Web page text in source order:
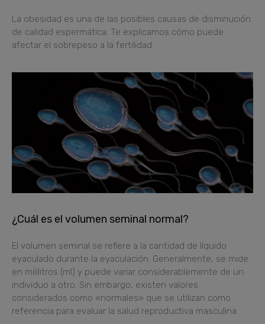
La obesidad es una de las posibles causas de disminución
de calidad espermática. Te explicamos cómo puede
afectar el sobrepeso a la fertilidad
¿Cuál es el volumen seminal normal?
El volumen seminal se refiere a la cantidad de líquido
eyaculado durante la eyaculación. Generalmente, se mide
en mililitros (ml) y puede variar considerablemente de un
individuo a otro. Sin embargo, existen valores
considerados como «normales» que se utilizan como
referencia para evaluar la salud reproductiva masculina.